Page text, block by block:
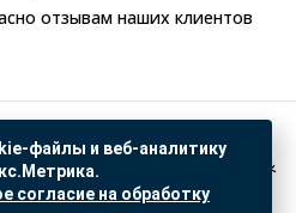
отзывам наших клиентов
персональных данных
данных Яндекс Метрика
Предложение не является публичной
файлы и веб-аналитику
согласие на обработку